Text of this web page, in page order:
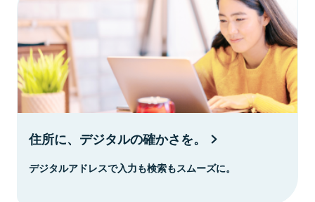
住所に、デジタルの確かさを。
デジタルアドレスで入力も検索もスムーズに。